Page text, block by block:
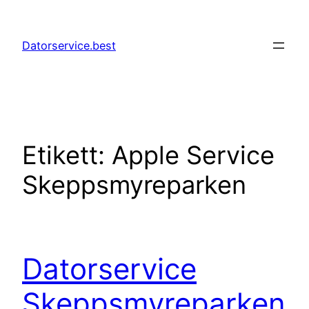
innehåll
Datorservice.best
Etikett: Apple Service
Skeppsmyreparken
Datorservice